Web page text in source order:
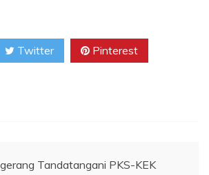
Twitter Pinterest
Tandatangani PKS-KEK